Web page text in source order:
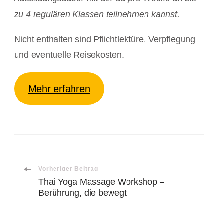
zu 4 regulären Klassen teilnehmen kannst.
Nicht enthalten sind Pflichtlektüre, Verpflegung
und eventuelle Reisekosten.
Mehr erfahren
Beitragsnavigation
Vorheriger Beitrag
Thai Yoga Massage Workshop –
Berührung, die bewegt